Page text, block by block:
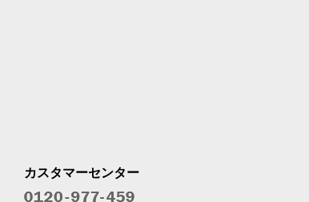
カスタマーセンター